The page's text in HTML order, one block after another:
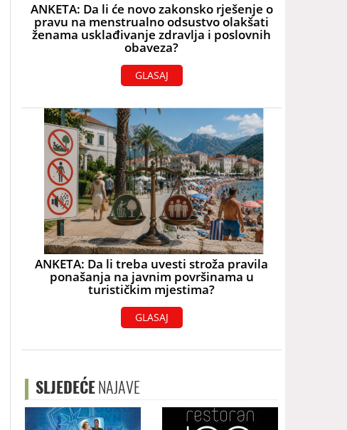
ANKETA: Da li će novo zakonsko rješenje o
pravu na menstrualno odsustvo olakšati
ženama usklađivanje zdravlja i poslovnih
obaveza?
GLASAJ
ANKETA: Da li treba uvesti stroža pravila
ponašanja na javnim površinama u
turističkim mjestima?
GLASAJ
SLJEDEĆENAJAVE